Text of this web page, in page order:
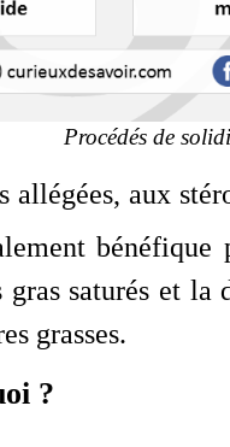
Procédés de
allégées, aux
bénéfique
saturés et
grasses.
?